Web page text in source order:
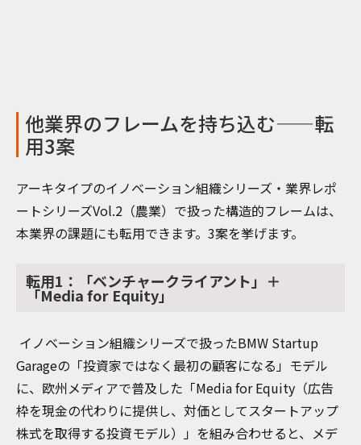
他業界のフレームを持ち込む——転
用3案
アーキタイプのイノベーション組織シリーズ・業界レポ
ートシリーズVol.2（農業）で扱った構造的フレームは、
本業界の課題にも転用できます。3案を挙げます。
転用1：「ベンチャークライアント」＋
「Media for Equity」
イノベーション組織シリーズで扱ったBMW Startup
Garageの「投資家ではなく最初の顧客になる」モデル
に、欧州メディアで普及した「Media for Equity（広告
枠を現金の代わりに提供し、対価としてスタートアップ
株式を取得する投資モデル）」を組み合わせると、メデ